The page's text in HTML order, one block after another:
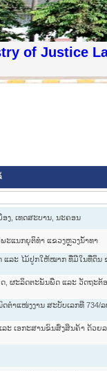
of Justice
ງ, ເທດສະບານ, ນະຄອນ
ະແນກຍຸຕິທໍາ ແຂວງຫຼວງນໍ້າທາ
ແລະ ໄມ້ປູກໃຫ້ໝາກ ທີ່ມີໃນທີ່ດິນ
, ຜະລິດຕະພັນພືດ ແລະ ວັດຖະຕ້
ຳແໜ່ງງານ ສະບັບເລກທີ 734/ລ
ະ ເອກະສານຂົນສົ່ງສິນຄ້າ ດ້ວຍ